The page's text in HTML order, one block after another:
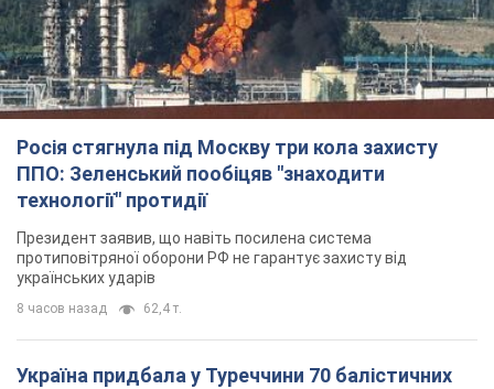
Росія стягнула під Москву три кола захисту
ППО: Зеленський пообіцяв "знаходити
технології" протидії
Президент заявив, що навіть посилена система
протиповітряної оборони РФ не гарантує захисту від
українських ударів
8 часов назад 62,4 т.
Україна придбала у Туреччини 70 балістичних